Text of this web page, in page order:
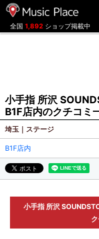
全国 1,892 ショップ掲載中
小手指 所沢
B1F店内のクチコミ
埼玉｜ステージ
B1F店内
小手指 所沢